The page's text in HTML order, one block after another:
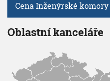
Cena Inženýrské komory
Oblastní kanceláře